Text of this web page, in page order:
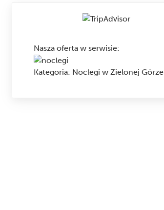
Nasza oferta w serwisie:
Kategoria: Noclegi w Zielonej Górze